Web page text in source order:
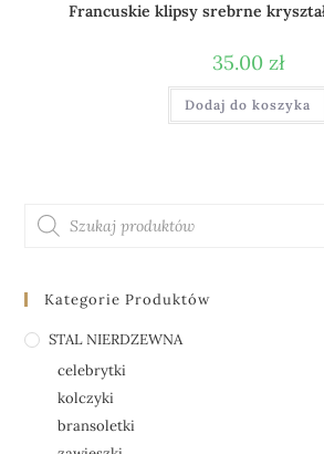
Francuskie klipsy srebrne
35.00 zł
Dodaj do koszyka
Kategorie Produktów
STAL NIERDZEWNA
celebrytki
kolczyki
bransoletki